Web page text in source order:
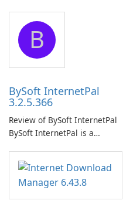
application designed to
ensure the continuous and
uninterrupted operation of
your computer system.
B
BySoft InternetPal
3.2.5.366
Review of BySoft InternetPal
BySoft InternetPal is a
application designed to
monitor your internet
connection and provide real-
time insights into its